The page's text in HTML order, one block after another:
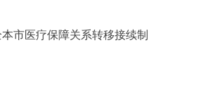
市医疗保障关系转移接续制